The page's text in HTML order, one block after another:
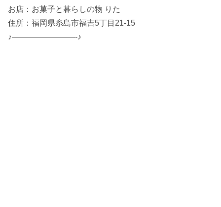
お店：お菓子と暮らしの物 りた
住所：福岡県糸島市福吉5丁目21-15
♪————————-♪